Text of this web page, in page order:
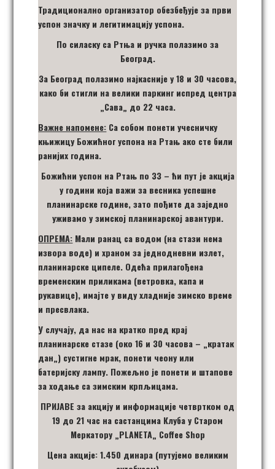
Традиционално организатор обезбеђује за први
успон значку и легитимацију успона.
По силаску са Ртња и ручка полазимо за
Београд.
За Београд полазимо најкасније у 18 и 30 часова,
како би стигли на велики паркинг испред центра
„Сава„ до 22 часа.
Важне напомене: Са собом понети учесничку
књижицу Божићног успона на Ртањ ако сте били
ранијих година.
Божићни успон на Ртањ по 33 – ћи пут је акција
у години која важи за весника успешне
планинарске године, зато пођите да заједно
уживамо у зимској планинарској авантури.
ОПРЕМА: Мали ранац са водом (на стази нема
извора воде) и храном за једнодневни излет,
планинарске ципеле. Одећа прилагођена
временским приликама (ветровка, капа и
рукавице), имајте у виду хладније зимско време
и пресвлака.
У случају, да нас на кратко пред крај
планинарске стазе (око 16 и 30 часова – „кратак
дан„) сустигне мрак, понети чеону или
батеријску лампу. Пожељно је понети и штапове
за ходање са зимским крпљицама.
ПРИЈАВЕ за акцију и информације четвртком од
19 до 21 час на састанцима Клуба у Старом
Меркатору „PLANETA„ Coffee Shop
Цена акције: 1.450 динара (путујемо великим